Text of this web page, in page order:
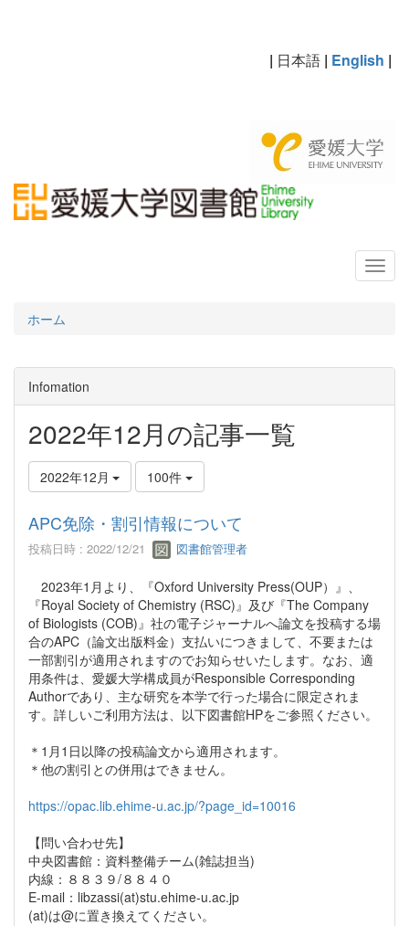
| 日本語 | English |
ホーム
Infomation
2022年12月の記事一覧
2022年12月 100件
APC免除・割引情報について
投稿日時 : 2022/12/21 図書館管理者
2023年1月より、『Oxford University Press(OUP）』、
『Royal Society of Chemistry (RSC)』及び『The Company
of Biologists (COB)』社の電子ジャーナルへ論文を投稿する場
合のAPC（論文出版料金）支払いにつきまして、不要または
一部割引が適用されますのでお知らせいたします。なお、適
用条件は、愛媛大学構成員がResponsible Corresponding
Authorであり、主な研究を本学で行った場合に限定されま
す。詳しいご利用方法は、以下図書館HPをご参照ください。
＊1月1日以降の投稿論文から適用されます。
＊他の割引との併用はできません。
https://opac.lib.ehime-u.ac.jp/?page_id=10016
【問い合わせ先】
中央図書館：資料整備チーム(雑誌担当)
内線：８８３９/８８４０
E-mail：libzassi(at)stu.ehime-u.ac.jp
(at)は@に置き換えてください。